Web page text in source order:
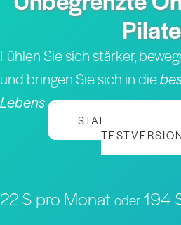
Fühlen Sie sich stärker,
und bringen Sie sich in die
Lebens
STARTEN SIE
22 $ pro Monat oder194